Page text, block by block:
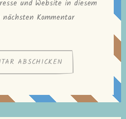
und Website in diesem
Kommentar